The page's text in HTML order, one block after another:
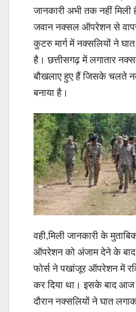
जानकारी अभी तक नहीं मिली
जवान नक्सल ऑपरेशन से
कुटरु मार्ग में नक्सलियों ने
है। छत्तीसगढ़ में लगातार
बौखलाए हुए हैं जिसके चलते
बनाया है।
वही,मिली जानकारी के
ऑपरेशन को अंजाम देने के बाद
फोर्स ने पखांजूर ऑपरेशन में
कर दिया था। इसके बाद
दौरान नक्सलियों ने घात